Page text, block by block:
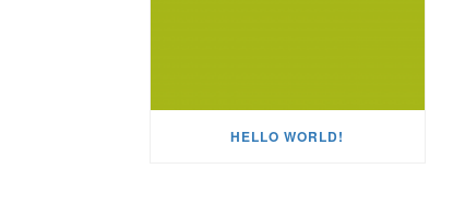
HELLO WORLD!